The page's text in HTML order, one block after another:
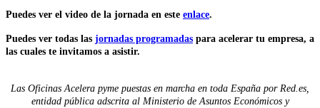
Puedes ver el video de la jornada en este enlace.
Puedes ver todas las jornadas programadas para acelerar tu empresa, a
las cuales te invitamos a asistir.
Las Oficinas Acelera pyme puestas en marcha en toda España por Red.es,
entidad pública adscrita al Ministerio de Asuntos Económicos y